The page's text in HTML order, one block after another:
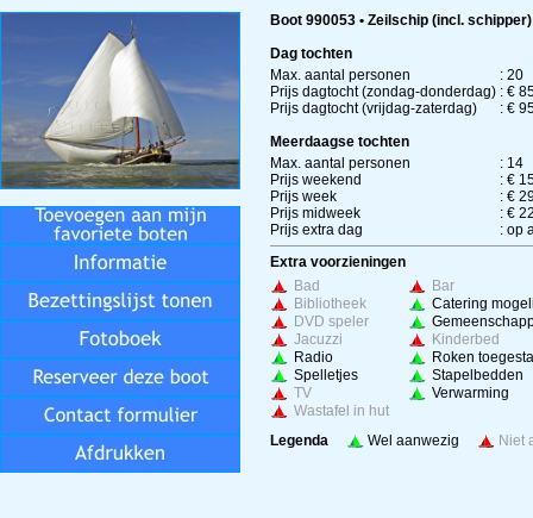
Boot 990053 • Zeilschip (incl.
Dag tochten
Max. aantal personen
: 20
Prijs dagtocht (zondag-donderdag) : €
Prijs dagtocht (vrijdag-zaterdag)
: €
Meerdaagse tochten
Max. aantal personen
: 14
Prijs weekend
: €
Prijs week
: €
Prijs midweek
: €
Prijs extra dag
: op
Extra voorzieningen
Bad
Bar
Bibliotheek
Catering
DVD speler
Jacuzzi
Kinderbed
Radio
Roken
Spelletjes
Stapelbedden
TV
Verwarming
Wastafel in hut
Legenda
Wel aanwezig Niet